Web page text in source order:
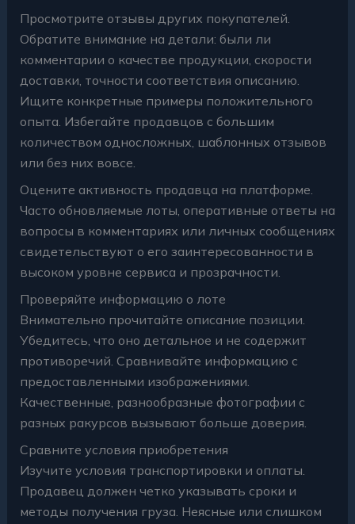
Просмотрите отзывы других покупателей.
Обратите внимание на детали: были ли
комментарии о качестве продукции, скорости
доставки, точности соответствия описанию.
Ищите конкретные примеры положительного
опыта. Избегайте продавцов с большим
количеством односложных, шаблонных отзывов
или без них вовсе.
Оцените активность продавца на платформе.
Часто обновляемые лоты, оперативные ответы на
вопросы в комментариях или личных сообщениях
свидетельствуют о его заинтересованности в
высоком уровне сервиса и прозрачности.
Проверяйте информацию о лоте
Внимательно прочитайте описание позиции.
Убедитесь, что оно детальное и не содержит
противоречий. Сравнивайте информацию с
предоставленными изображениями.
Качественные, разнообразные фотографии с
разных ракурсов вызывают больше доверия.
Сравните условия приобретения
Изучите условия транспортировки и оплаты.
Продавец должен четко указывать сроки и
методы получения груза. Неясные или слишком